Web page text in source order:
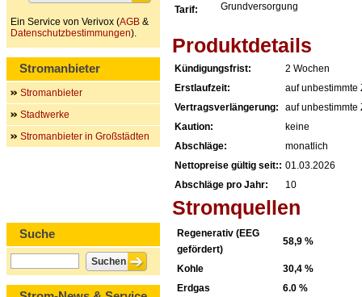
Tarif: Grundversorgung
Produktdetails
Kündigungsfrist:
2 Wochen
Erstlaufzeit:
auf unbestimmte
Vertragsverlängerung:
auf unbestimmte
Kaution:
keine
Abschläge:
monatlich
Nettopreise gültig seit:: 01.03.2026
Abschläge pro Jahr:
10
Stromquellen
Regenerativ (EEG
gefördert)
58,9 %
Kohle
30,4 %
Erdgas
6.0 %
Ein Service von Verivox (AGB &
Datenschutzbestimmungen).
Stromanbieter
Stromanbieter
Stadtwerke
Stromanbieter in Großstädten
Suche